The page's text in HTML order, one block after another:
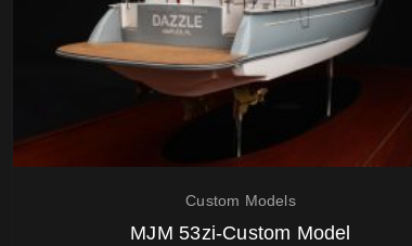
Custom Models
MJM 53zi-Custom Model